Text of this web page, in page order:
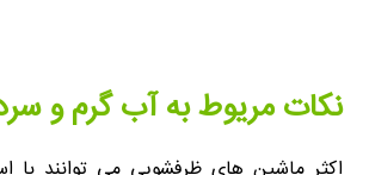
نکات مریوط به آب گرم و